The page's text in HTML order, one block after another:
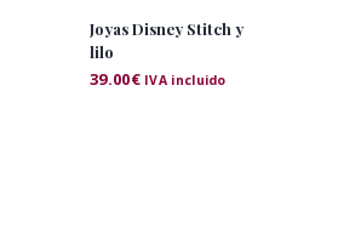
Joyas Disney Stitch y
lilo
39.00€ IVA incluido